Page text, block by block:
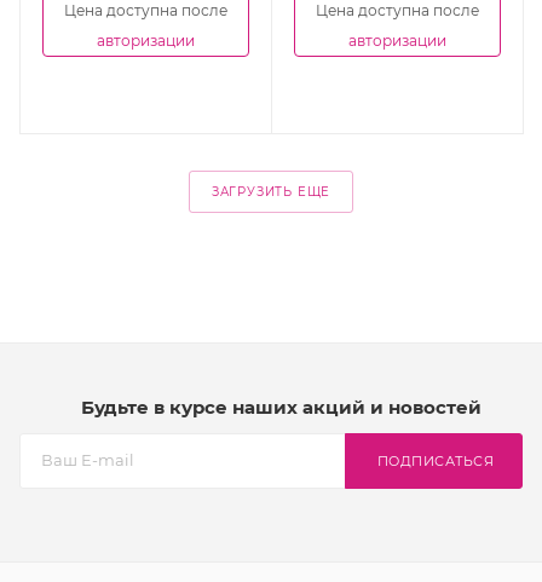
Цена доступна после
авторизации
Цена доступна после
авторизации
ЗАГРУЗИТЬ ЕЩЕ
Будьте в курсе наших акций и новостей
ПОДПИСАТЬСЯ